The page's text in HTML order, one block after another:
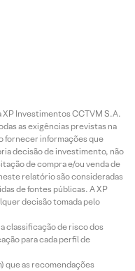
Investimentos CCTVM S.A.
as exigências previstas na
fornecer informações que
decisão de investimento, não
de compra e/ou venda de
relatório são consideradas
de fontes públicas. A XP
decisão tomada pelo
classificação de risco dos
para cada perfil de
que as recomendações